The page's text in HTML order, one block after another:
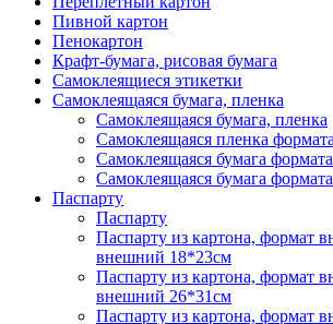
Пивной картон
Пенокартон
Крафт-бумага, рисовая бумага
Самоклеящиеся этикетки
Самоклеящаяся бумага, пленка
Самоклеящаяся бумага, пленка
Самоклеящаяся пленка
Самоклеящаяся бумага
Самоклеящаяся бумага
Паспарту
Паспарту
Паспарту из картона, формат
внешний 18*23см
Паспарту из картона, формат
внешний 26*31см
Паспарту из картона, формат